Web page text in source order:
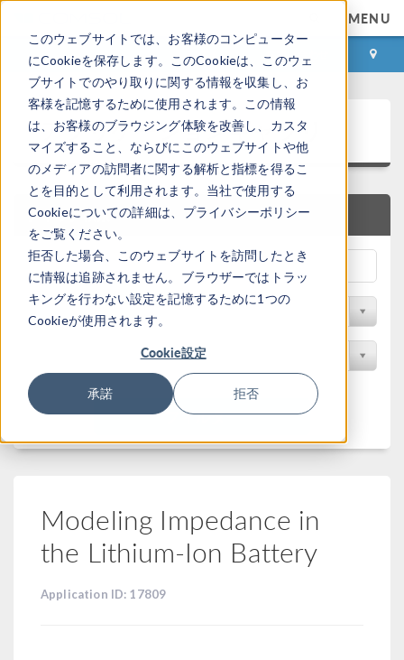
このウェブサイトでは、お客様のコンピューター
にCookieを保存します。このCookieは、このウェ
ブサイトでのやり取りに関する情報を収集し、お
客様を記憶するために使用されます。この情報
は、お客様のブラウジング体験を改善し、カスタ
マイズすること、ならびにこのウェブサイトや他
のメディアの訪問者に関する解析と指標を得るこ
とを目的として利用されます。当社で使用する
Cookieについての詳細は、プライバシーポリシー
をご覧ください。
拒否した場合、このウェブサイトを訪問したとき
に情報は追跡されません。ブラウザーではトラッ
キングを行わない設定を記憶するために1つの
Cookieが使用されます。
Cookie設定
承諾 拒否
MENU
ログイン お問い合わせ
アプリケーションギャラリ
クイック検索
分野でフィルター
フィルター
Modeling Impedance in
the Lithium-Ion Battery
Application ID: 17809